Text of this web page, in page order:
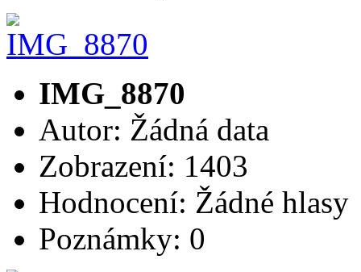
IMG_8870
Autor: Žádná data
Zobrazení: 1403
Hodnocení: Žádné hlasy
Poznámky: 0